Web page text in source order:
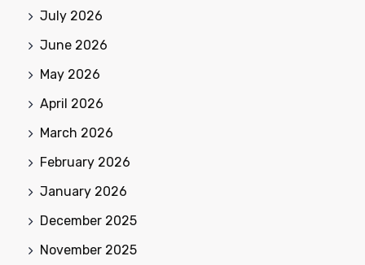
July 2026
June 2026
May 2026
April 2026
March 2026
February 2026
January 2026
December 2025
November 2025